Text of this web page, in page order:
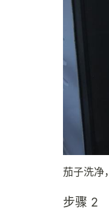
茄子洗净
步骤 2